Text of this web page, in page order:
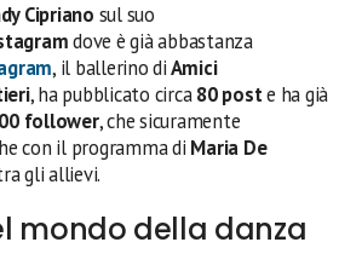
Cipriano sul suo
dove è già abbastanza
, il ballerino diAmici
, ha pubblicato circa80 poste ha già
follower, che sicuramente
con il programma di Maria De
gli allievi.
mondo della danza